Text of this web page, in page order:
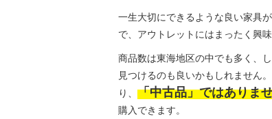
一生大切にできるような良い家具
で、アウトレットにはまったく興
商品数は東海地区の中でも多く、
見つけるのも良いかもしれません
り、 「中古品」ではありま
購入できます。